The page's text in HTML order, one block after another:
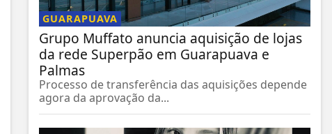
GUARAPUAVA
Grupo Muffato anuncia aquisição de lojas
da rede Superpão em Guarapuava e
Palmas
Processo de transferência das aquisições depende
agora da aprovação da...